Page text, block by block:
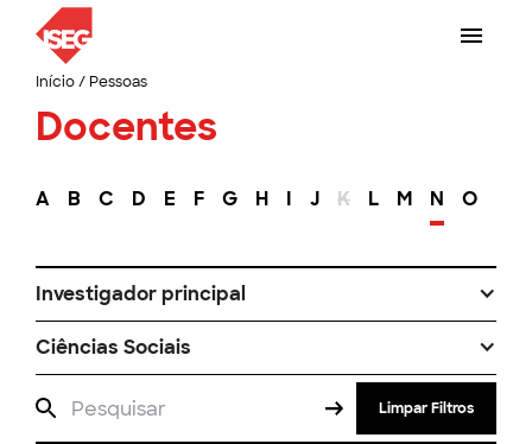
Início/ Pessoas
Docentes
A B C D E F G H I J K L M N O
Investigador principal
Ciências Sociais
Limpar Filtros